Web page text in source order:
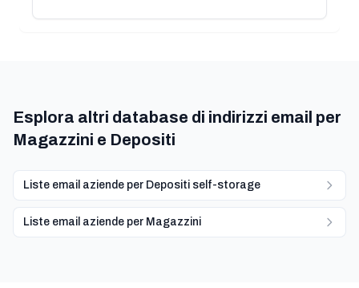
Esplora altri database di indirizzi email per
Magazzini e Depositi
Liste email aziende per Depositi self-storage
Liste email aziende per Magazzini